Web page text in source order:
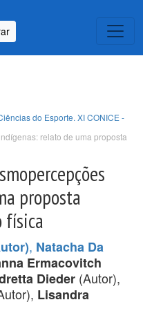
do Esporte. XI CONICE -
relato de uma proposta
proposta
física
, Natacha Da
Ermacovitch
Dieder (Autor),
Lisandra